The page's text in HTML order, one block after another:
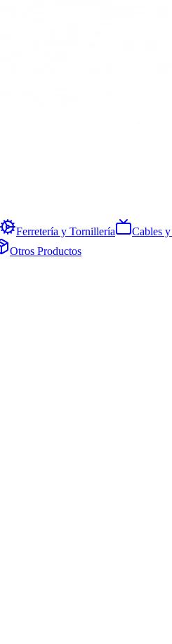
Ferretería y Tornillería Cables
Otros Productos